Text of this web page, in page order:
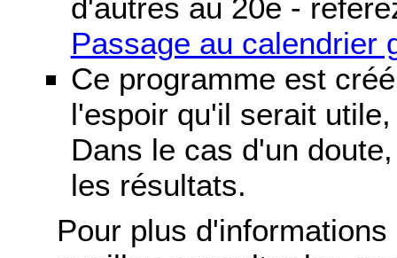
d'autres au 20e -
Passage au calendrier
Ce programme est
l'espoir qu'il serait
Dans le cas d'un
les résultats.
Pour plus